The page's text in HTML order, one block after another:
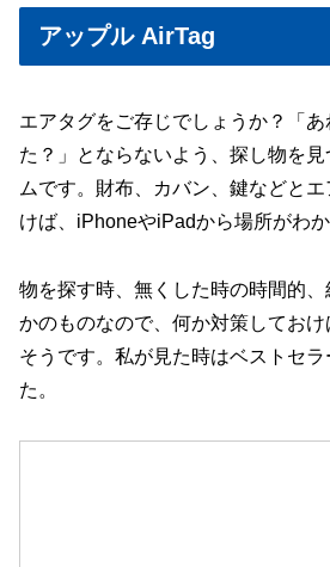
アップル AirTag
エアタグをご存じでしょうか？「
た？」とならないよう、探し物を
ムです。財布、カバン、鍵などと
けば、iPhoneやiPadから場所がわか
物を探す時、無くした時の時間的
かのものなので、何か対策しておけ
そうです。私が見た時はベストセ
た。